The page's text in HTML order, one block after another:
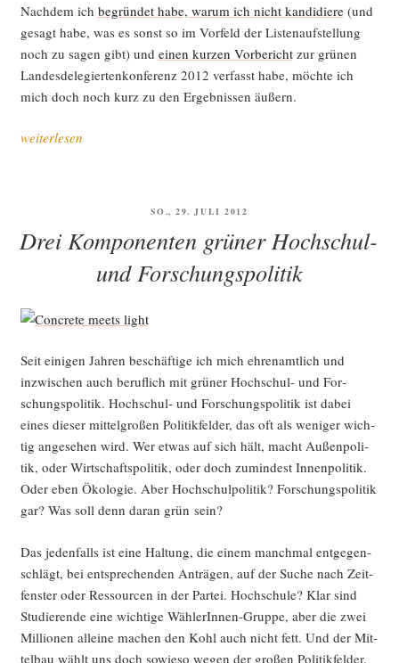
Nach­dem ich begrün­det habe, war­um ich nicht kan­di­die­re(und
gesagt habe, was es sonst so im Vor­feld der Lis­ten­auf­stel­lung
noch zu sagen gibt) und einen kur­zen Vor­be­richtzur grü­nen
Lan­des­de­le­gier­ten­kon­fe­renz 2012 ver­fasst habe, möch­te ich
mich doch noch kurz zu den Ergeb­nis­sen äußern.
„Klei­
tung
ten­
auf­
gen
(und
Zivil­
Debat­
weiterlesen
VERÖFFENTLICHT
SO., 29. JULI 2012
Drei Komponenten grüner Hochschul-
und Forschungspolitik
Seit eini­gen Jah­ren beschäf­ti­ge ich mich ehren­amt­lich und
inzwi­schen auch beruf­lich mit grü­ner Hoch­schul- und For­
schungs­po­li­tik. Hoch­schul- und For­schungs­po­li­tik ist dabei
eines die­ser mit­tel­gro­ßen Poli­tik­fel­der, das oft als weni­ger wich­
tig ange­se­hen wird. Wer etwas auf sich hält, macht Außen­po­li­
tik, oder Wirt­schafts­po­li­tik, oder doch zumin­dest Innen­po­li­tik.
Oder eben Öko­lo­gie. Aber Hoch­schul­po­li­tik? For­schungs­po­li­tik
gar? Was soll denn dar­an grün sein?
Das jeden­falls ist eine Hal­tung, die einem manch­mal ent­ge­gen­
schlägt, bei ent­spre­chen­den Anträ­gen, auf der Suche nach Zeit­
fens­ter oder Res­sour­cen in der Par­tei. Hoch­schu­le? Klar sind
Stu­die­ren­de eine wich­ti­ge Wäh­le­rIn­nen-Grup­pe, aber die zwei
Mil­lio­nen allei­ne machen den Kohl auch nicht fett. Und der Mit­
tel­bau wählt uns doch sowie­so wegen der gro­ßen Poli­tik­fel­der.